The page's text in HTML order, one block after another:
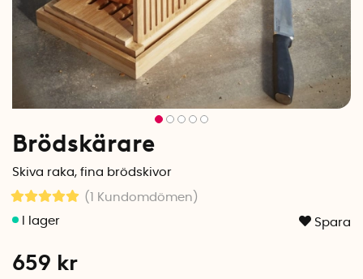
Brödskärare
Skiva raka, fina brödskivor
(1 Kundomdömen )
Spara
659 kr